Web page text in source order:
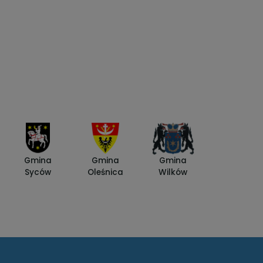
Gmina
Syców
Gmina
Oleśnica
Gmina
Wilków